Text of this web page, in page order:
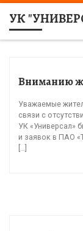
УК
Вниманию
Уважаемые
связи с
УК «Универсал»
и заявок в ПАО
[…]